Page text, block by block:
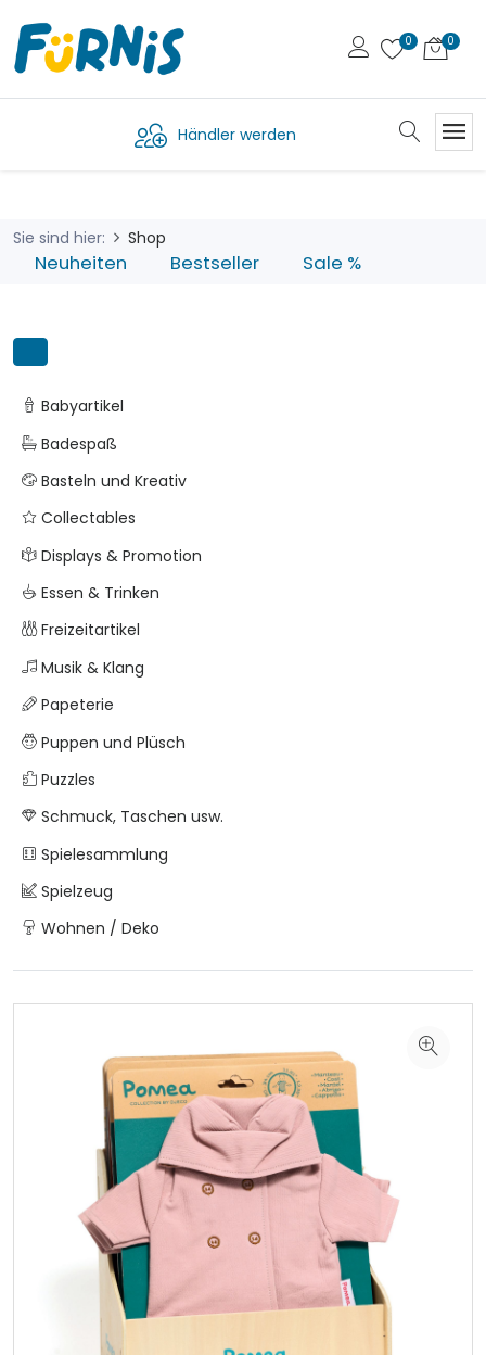
Händler werden
Sie sind hier: Shop
Neuheiten Bestseller Sale %
Babyartikel
Badespaß
Basteln und Kreativ
Collectables
Displays & Promotion
Essen & Trinken
Freizeitartikel
Musik & Klang
Papeterie
Puppen und Plüsch
Puzzles
Schmuck, Taschen usw.
Spielesammlung
Spielzeug
Wohnen / Deko